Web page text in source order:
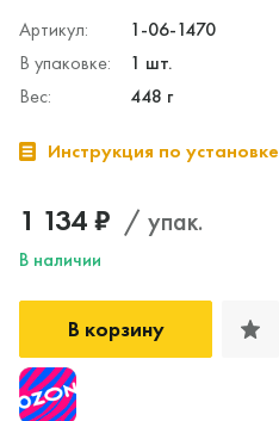
Артикул:
1-06-1470
В упаковке:
1 шт.
Вес:
448 г
Инструкция по установке
1 134 ₽ / упак.
В наличии
В корзину